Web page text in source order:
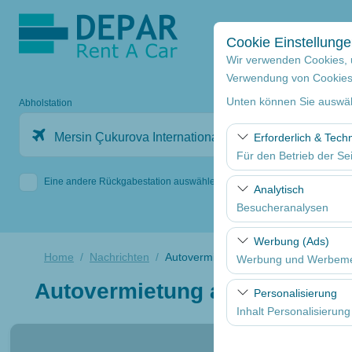
Cookie
Wir verwenden
Verwendung von
Unten können Sie
Erforderlich &
Für den Betrieb der
Diese Cookies sind
und grundlegende
Analytisch
Besucheranalysen
Diese Cookies
Seiten,
Benutzererfahrung
Werbung (Ads)
Werbung und
Diese Cookies
und die Wirksamkeit
Personalisierung
Inhalt Personalisierung
Abholstation
Mersin Çukurova Internationaler Flughafen
Eine andere Rückgabestation auswählen
Home Nachrichten Autovermietung am internationalen
Autovermietung am